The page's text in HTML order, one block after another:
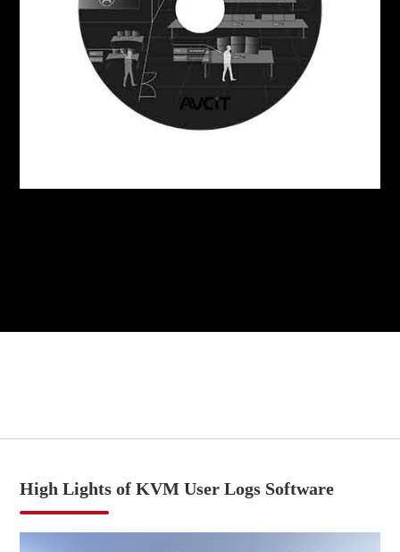
High Lights of KVM User Logs Software